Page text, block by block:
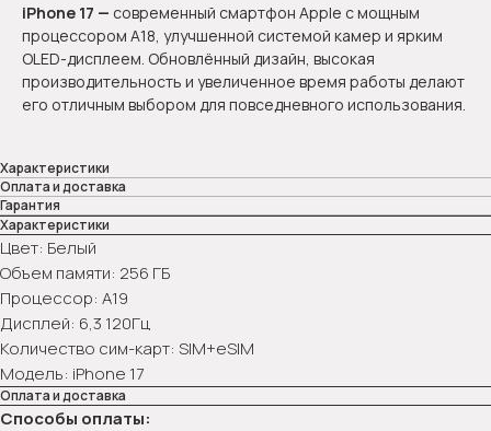
iPhone 17 — современный смартфон Apple с мощным
процессором A18, улучшенной системой камер и ярким
OLED-дисплеем. Обновлённый дизайн, высокая
производительность и увеличенное время работы делают
его отличным выбором для повседневного использования.
Характеристики
Оплата и доставка
Гарантия
Характеристики
Цвет: Белый
Объем памяти: 256 ГБ
Процессор: А19
Дисплей: 6,3 120Гц
Количество сим-карт: SIM+eSIM
Модель: iPhone 17
Оплата и доставка
Способы оплаты: